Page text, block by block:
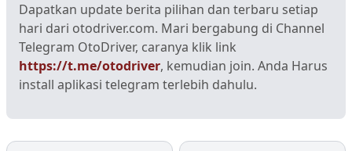
Dapatkan update berita pilihan dan terbaru setiap
hari dari otodriver.com. Mari bergabung di Channel
Telegram OtoDriver, caranya klik link
https://t.me/otodriver, kemudian join. Anda Harus
install aplikasi telegram terlebih dahulu.